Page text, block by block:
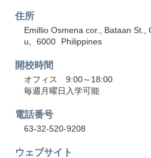
住所
Emillio Osmena cor., Bataan St.,
u
6000 Philippines
開校時間
オフィス 9:00～18:00
毎週月曜日入学可能
電話番号
63-32-520-9208
ウェブサイト